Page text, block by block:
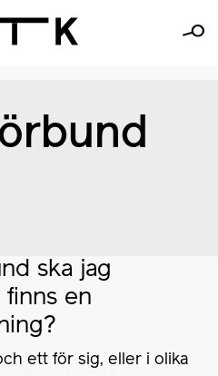
ska jag
finns en
ett för sig, eller i olika